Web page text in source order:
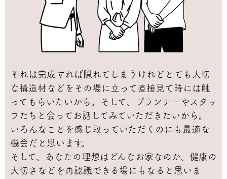
それは完成すれば隠れてしまうけれどとても大切
な構造材などをその場に立って直接見て時には触
ってもらいたいから。そして、プランナーやスタッ
フたちと会ってお話してみていただきたいから。
いろんなことを感じ取っていただくのにも最適な
機会だと思います。
そして、あなたの理想はどんなお家なのか、健康の
大切さなどを再認識できる場にもなると思いま